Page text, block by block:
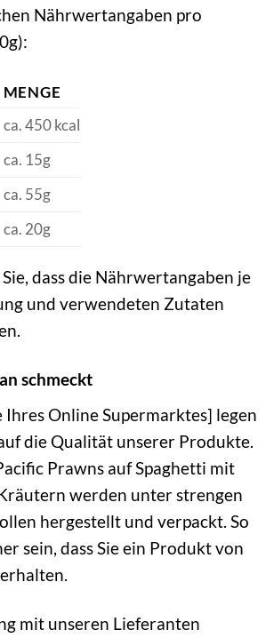
Nährwertangaben pro
MENGE
ca. 450 kcal
ca. 15g
ca. 55g
ca. 20g
dass die Nährwertangaben je
und verwendeten Zutaten
schmeckt
Online Supermarktes] legen
die Qualität unserer Produkte.
Prawns auf Spaghetti mit
werden unter strengen
hergestellt und verpackt. So
sein, dass Sie ein Produkt von
mit unseren Lieferanten